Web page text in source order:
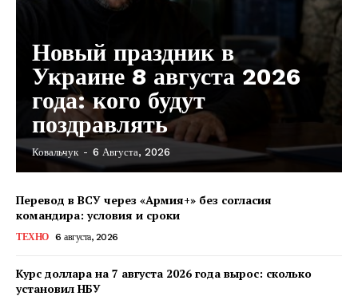
Новый праздник в
Украине 8 августа 2026
года: кого будут
поздравлять
Ковальчук - 6 Августа, 2026
Перевод в ВСУ через «Армия+» без согласия
командира: условия и сроки
ТЕХНО 6 августа, 2026
Курс доллара на 7 августа 2026 года вырос: сколько
установил НБУ